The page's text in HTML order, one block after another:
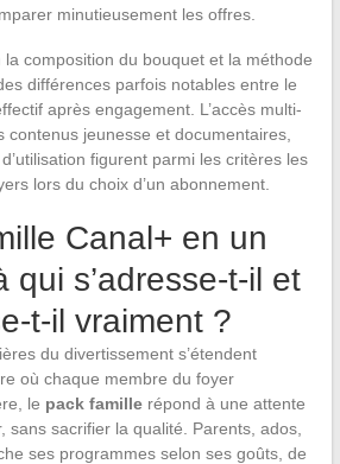
minutieusement les offres.
composition du bouquet et la méthode
différences parfois notables entre le
après engagement. L’accès multi-
contenus jeunesse et documentaires,
figurent parmi les critères les
lors du choix d’un abonnement.
Canal+ en un
qui s’adresse-t-il et
t-il vraiment ?
du divertissement s’étendent
où chaque membre du foyer
le pack famillerépond à une attente
sans sacrifier la qualité. Parents, ados,
ses programmes selon ses goûts, de